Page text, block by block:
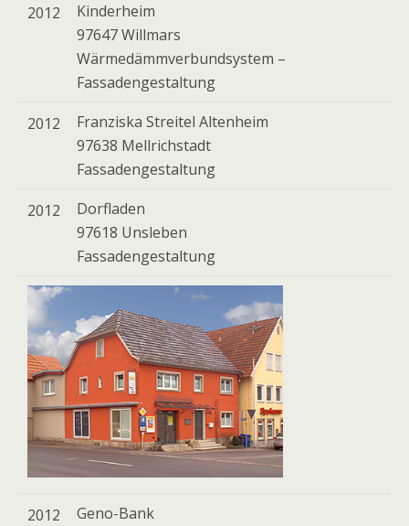
2012
Kinderheim
97647 Willmars
Wärmedämmverbundsystem –
Fassadengestaltung
2012
Franziska Streitel Altenheim
97638 Mellrichstadt
Fassadengestaltung
2012
Dorfladen
97618 Unsleben
Fassadengestaltung
2012
Geno-Bank